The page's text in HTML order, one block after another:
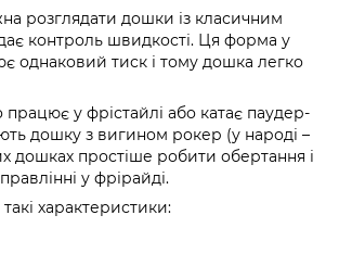
розглядати дошки із класичним
контроль швидкості. Ця форма у
однаковий тиск і тому дошка легко
у фрістайлі або катає паудер-
дошку з вигином рокер (у народі –
дошках простіше робити обертання і
у фрірайді.
характеристики: